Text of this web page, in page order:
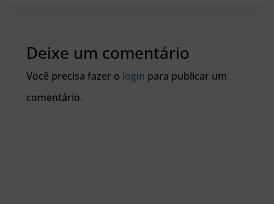
Deixe um comentário
Você precisa fazer o login para publicar um
comentário.